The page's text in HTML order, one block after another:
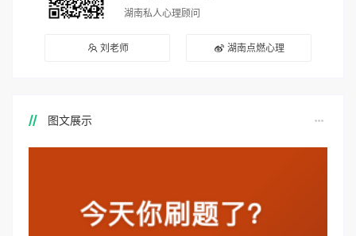
湖南私人心理顾问
刘老师 湖南点燃心理
图文展示